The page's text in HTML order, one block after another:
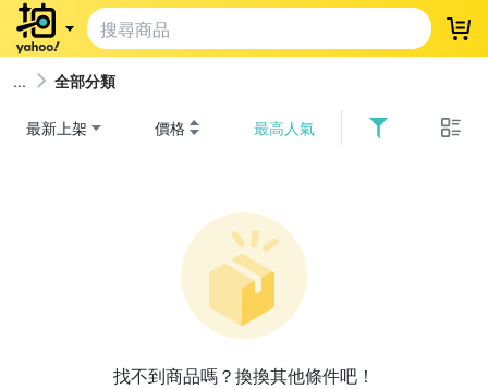
登
全部分類
最新上架 價格 最高人氣
找不到商品嗎？換換其他條件吧！